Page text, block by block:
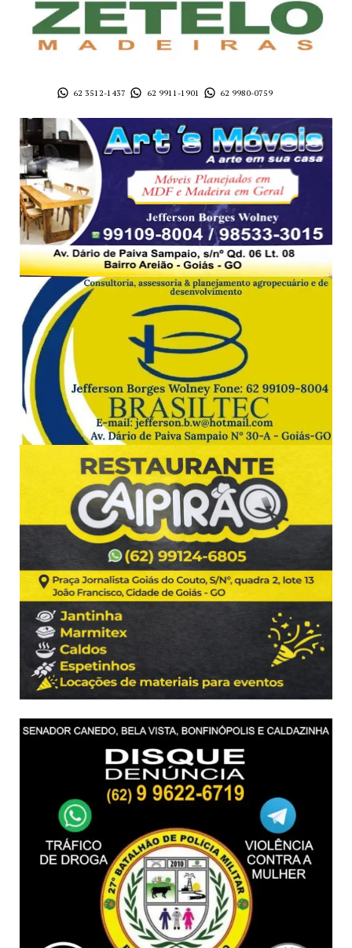
62 3512-1437 62 9911-1901 62 9980-0759